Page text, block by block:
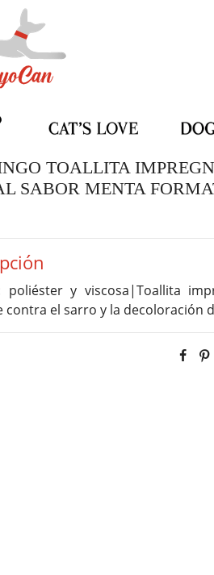
TOALLITA
SABOR MENTA
poliéster y viscosa|Toallita
contra el sarro y la decoloración